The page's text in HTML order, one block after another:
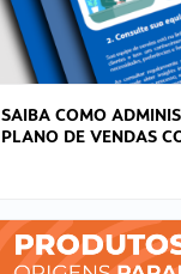
SAIBA COMO
PLANO DE VENDAS